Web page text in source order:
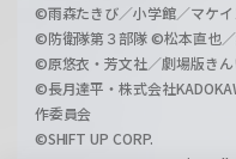
©雨森たきび／小学館／マケ
©防衛隊第３部隊 ©松本直也
©原悠衣・芳文社／劇場版き
©長月達平・株式会社
作委員会
©SHIFT UP CORP.